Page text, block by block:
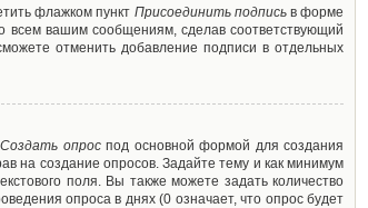
флажком пункт Присоединить подписьв форме
всем вашим сообщениям, сделав соответствующий
отменить добавление подписи в отдельных
Создать опроспод основной формой для создания
на создание опросов. Задайте тему и как минимум
поля. Вы также можете задать количество
опроса в днях (0 означает, что опрос будет